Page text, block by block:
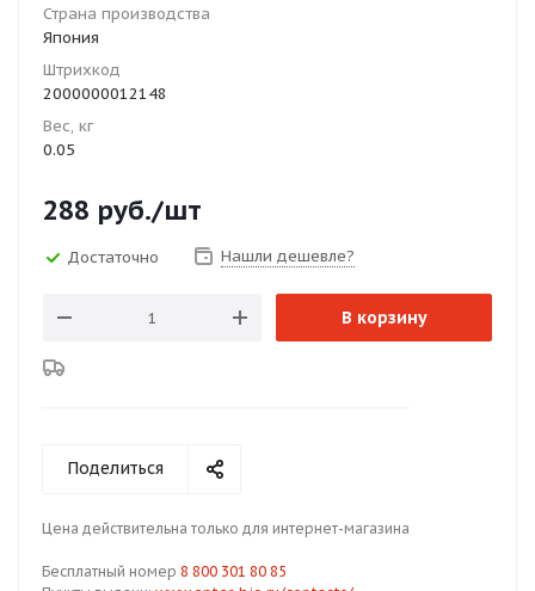
Страна производства
Япония
Штрихкод
2000000012148
Вес, кг
0.05
288 руб./шт
Достаточно Нашли дешевле?
В корзину
Поделиться
Цена действительна только для интернет-магазина
Бесплатный номер 8 800 301 80 85